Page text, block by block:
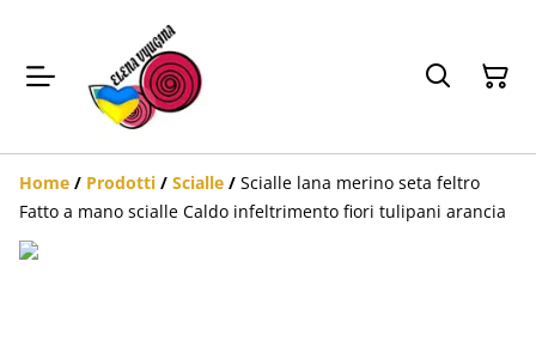
Home / Prodotti / Scialle / Scialle lana merino seta feltro
Fatto a mano scialle Caldo infeltrimento fiori tulipani arancia